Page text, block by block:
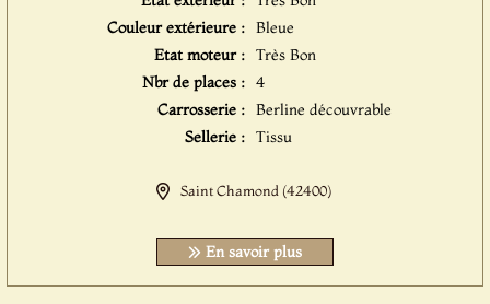
Couleur extérieure : Bleue
Etat moteur : Très Bon
Nbr de places : 4
Carrosserie : Berline découvrable
Sellerie : Tissu
Saint Chamond (42400)
En savoir plus